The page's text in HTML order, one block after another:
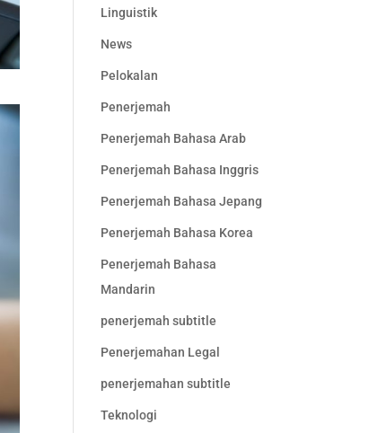
Linguistik
News
Pelokalan
Penerjemah
Penerjemah Bahasa Arab
Penerjemah Bahasa Inggris
Penerjemah Bahasa Jepang
Penerjemah Bahasa Korea
Penerjemah Bahasa
Mandarin
penerjemah subtitle
Penerjemahan Legal
penerjemahan subtitle
Teknologi